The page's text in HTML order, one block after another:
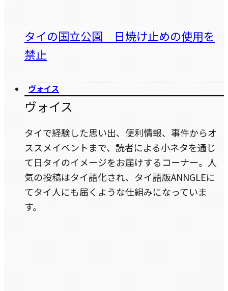
タイの国立公園 日焼け止めの使用を
禁止
ヴォイス
ヴォイス
タイで経験した思い出、便利情報、事件からオ
ススメイベントまで、読者による小ネタを通じ
て日タイのイメージをお届けするコーナー。人
気の投稿はタイ語化され、タイ語版ANNGLEに
てタイ人にも届くような仕組みになっていま
す。